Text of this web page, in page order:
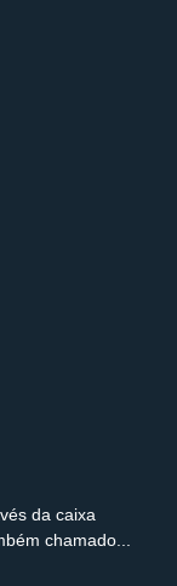
da caixa
chamado...